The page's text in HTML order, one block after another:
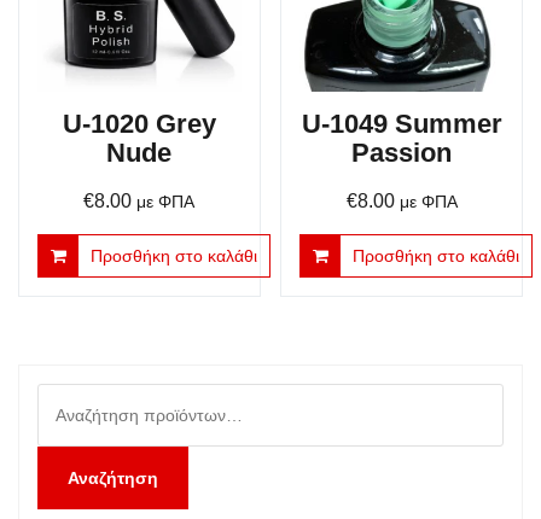
U-1020 Grey
Nude
€8.00 με ΦΠΑ
Προσθήκη στο καλάθι
U-1049 Summer
Passion
€8.00 με ΦΠΑ
Προσθήκη στο καλάθι
για:
Αναζήτηση